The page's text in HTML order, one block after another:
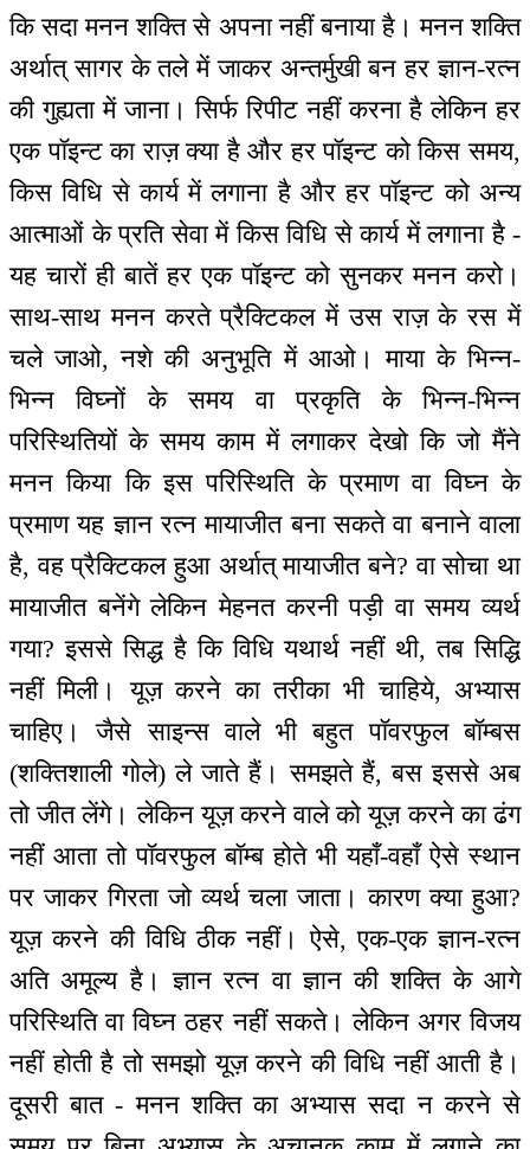
कि सदा मनन शक्ति से अपना नहीं बनाया है। मनन शक्ति
अर्थात् सागर के तले में जाकर अन्तर्मुखी बन हर ज्ञान-रत्न
की गुह्यता में जाना। सिर्फ रिपीट नहीं करना है लेकिन हर
एक पॉइन्ट का राज़ क्या है और हर पॉइन्ट को किस समय,
किस विधि से कार्य में लगाना है और हर पॉइन्ट को अन्य
आत्माओं के प्रति सेवा में किस विधि से कार्य में लगाना है -
यह चारों ही बातें हर एक पॉइन्ट को सुनकर मनन करो।
साथ-साथ मनन करते प्रैक्टिकल में उस राज़ के रस में
चले जाओ, नशे की अनुभूति में आओ। माया के भिन्न-
भिन्न विघ्नों के समय वा प्रकृति के भिन्न-भिन्न
परिस्थितियों के समय काम में लगाकर देखो कि जो मैंने
मनन किया कि इस परिस्थिति के प्रमाण वा विघ्न के
प्रमाण यह ज्ञान रत्न मायाजीत बना सकते वा बनाने वाला
है, वह प्रैक्टिकल हुआ अर्थात् मायाजीत बने? वा सोचा था
मायाजीत बनेंगे लेकिन मेहनत करनी पड़ी वा समय व्यर्थ
गया? इससे सिद्ध है कि विधि यथार्थ नहीं थी, तब सिद्धि
नहीं मिली। यूज़ करने का तरीका भी चाहिये, अभ्यास
चाहिए। जैसे साइन्स वाले भी बहुत पॉवरफुल बॉम्बस
(शक्तिशाली गोले) ले जाते हैं। समझते हैं, बस इससे अब
तो जीत लेंगे। लेकिन यूज़ करने वाले को यूज़ करने का ढंग
नहीं आता तो पॉवरफुल बॉम्ब होते भी यहाँ-वहाँ ऐसे स्थान
पर जाकर गिरता जो व्यर्थ चला जाता। कारण क्या हुआ?
यूज़ करने की विधि ठीक नहीं। ऐसे, एक-एक ज्ञान-रत्न
अति अमूल्य है। ज्ञान रत्न वा ज्ञान की शक्ति के आगे
परिस्थिति वा विघ्न ठहर नहीं सकते। लेकिन अगर विजय
नहीं होती है तो समझो यूज़ करने की विधि नहीं आती है।
दूसरी बात - मनन शक्ति का अभ्यास सदा न करने से